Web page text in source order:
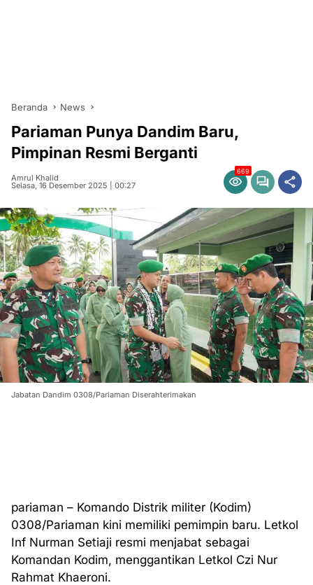
Beranda News
Pariaman Punya Dandim Baru,
Pimpinan Resmi Berganti
Amrul Khalid
Selasa, 16 Desember 2025 | 00:27
669
Jabatan Dandim 0308/Pariaman Diserahterimakan
pariaman – Komando Distrik militer (Kodim)
0308/Pariaman kini memiliki pemimpin baru. Letkol
Inf Nurman Setiaji resmi menjabat sebagai
Komandan Kodim, menggantikan Letkol Czi Nur
Rahmat Khaeroni.